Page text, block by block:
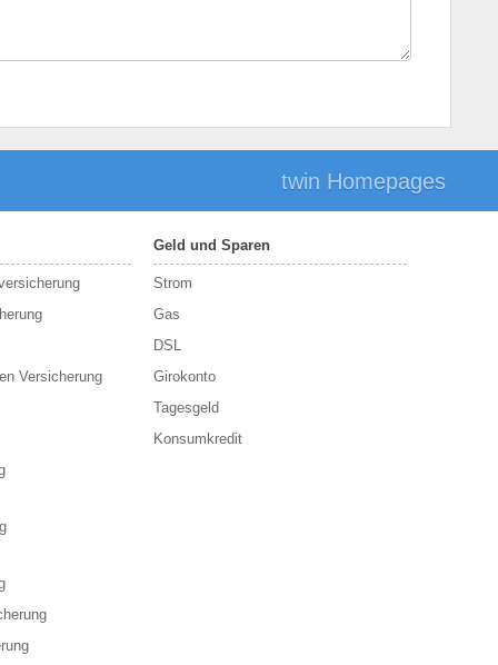
twin Homepages
Versicherung
Geld und Sparen
Strom
Gas
DSL
Girokonto
Tagesgeld
Konsumkredit